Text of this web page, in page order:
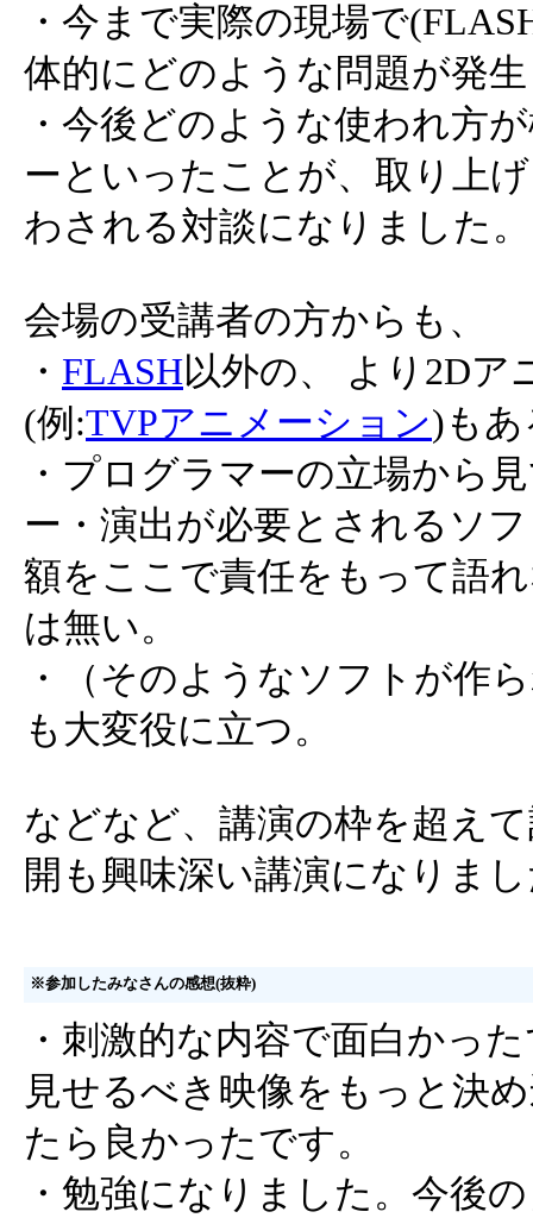
・今まで実際の現場で
体的にどのような問題が発
・今後どのような使われ方
ーといったことが、取り上
わされる対談になりました。
会場の受講者の方からも、
・ FLASH以外の、 より2Dア
(例:TVPアニメーション)もあ
・プログラマーの立場から
ー・演出が必要とされるソ
額をここで責任をもって語
は無い。
・（そのようなソフトが作
も大変役に立つ。
などなど、講演の枠を超え
開も興味深い講演になりま
※参加したみなさんの感想(抜粋)
・刺激的な内容で面白かっ
見せるべき映像をもっと決
たら良かったです。
・勉強になりました。今後